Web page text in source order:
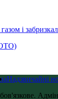
і
Надзвичайні